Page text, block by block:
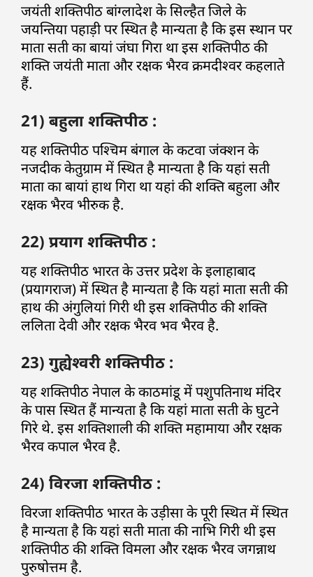
जयंती शक्तिपीठ बांग्लादेश के सिल्हैत जिले के
जयन्तिया पहाड़ी पर स्थित है मान्यता है कि इस स्थान पर
माता सती का बायां जंघा गिरा था इस शक्तिपीठ की
शक्ति जयंती माता और रक्षक भैरव क्रमदीश्वर कहलाते
हैं.
21) बहुला शक्तिपीठ :
यह शक्तिपीठ पश्चिम बंगाल के कटवा जंक्शन के
नजदीक केतुग्राम में स्थित है मान्यता है कि यहां सती
माता का बायां हाथ गिरा था यहां की शक्ति बहुला और
रक्षक भैरव भीरुक है.
22) प्रयाग शक्तिपीठ :
यह शक्तिपीठ भारत के उत्तर प्रदेश के इलाहाबाद
(प्रयागराज) में स्थित है मान्यता है कि यहां माता सती की
हाथ की अंगुलियां गिरी थी इस शक्तिपीठ की शक्ति
ललिता देवी और रक्षक भैरव भव भैरव है.
23) गुह्येश्वरी शक्तिपीठ :
यह शक्तिपीठ नेपाल के काठमांडू में पशुपतिनाथ मंदिर
के पास स्थित हैं मान्यता है कि यहां माता सती के घुटने
गिरे थे. इस शक्तिशाली की शक्ति महामाया और रक्षक
भैरव कपाल भैरव है.
24) विरजा शक्तिपीठ :
विरजा शक्तिपीठ भारत के उड़ीसा के पूरी स्थित में स्थित
है मान्यता है कि यहां सती माता की नाभि गिरी थी इस
शक्तिपीठ की शक्ति विमला और रक्षक भैरव जगन्नाथ
पुरुषोत्तम है.